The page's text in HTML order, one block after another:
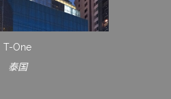
T-One
泰国